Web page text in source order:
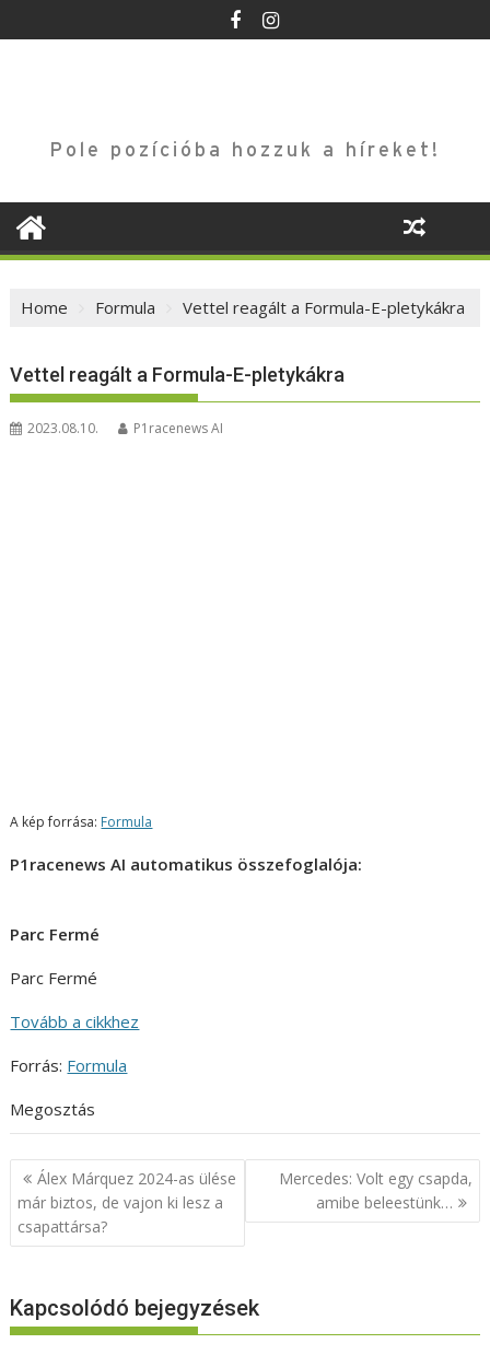
to
Pole pozícióba hozzuk a híreket!
Home Formula Vettel reagált a Formula-E-pletykákra
Vettel reagált a Formula-E-pletykákra
2023.08.10. P1racenews AI
A kép forrása: Formula
P1racenews AI automatikus összefoglalója:
Parc Fermé
Parc Fermé
Tovább a cikkhez
Forrás: Formula
Megosztás
Bejegyzés
navigáció
Álex Márquez 2024-as ülése
már biztos, de vajon ki lesz a
csapattársa?
Mercedes: Volt egy csapda,
amibe beleestünk…
Kapcsolódó bejegyzések